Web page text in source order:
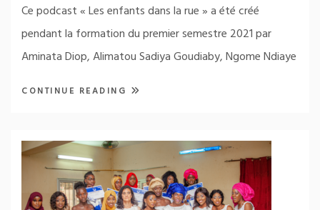
Ce podcast « Les enfants dans la rue » a été créé
pendant la formation du premier semestre 2021 par
Aminata Diop, Alimatou Sadiya Goudiaby, Ngome Ndiaye
CONTINUE READING